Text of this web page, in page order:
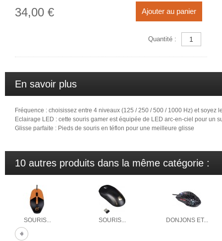
34,00 € Ajouter au panier
Quantité :
En savoir plus
Fréquence : choisissez entre 4 niveaux (125 / 250 / 500 / 1000 Hz) et soyez
Eclairage LED : cette souris gamer est équipée de LED arc-en-ciel pour un
Glisse parfaite : Pieds de souris en téflon pour une meilleure glisse
10 autres produits dans la même catégorie :
SOURIS... SOURIS... DONJONS ET...